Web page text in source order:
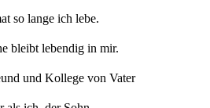
so lange ich lebe.
bleibt lebendig in mir.
und Kollege von Vater